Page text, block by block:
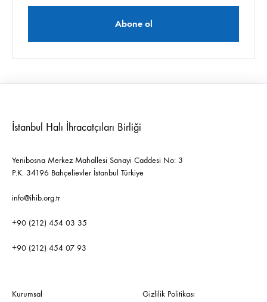
İstanbul Halı İhracatçıları Birliği
Yenibosna Merkez Mahallesi Sanayi Caddesi No: 3
P.K. 34196 Bahçelievler İstanbul Türkiye
info@ihib.org.tr
+90 (212) 454 03 35
+90 (212) 454 07 93
Kurumsal Gizlilik Politikası